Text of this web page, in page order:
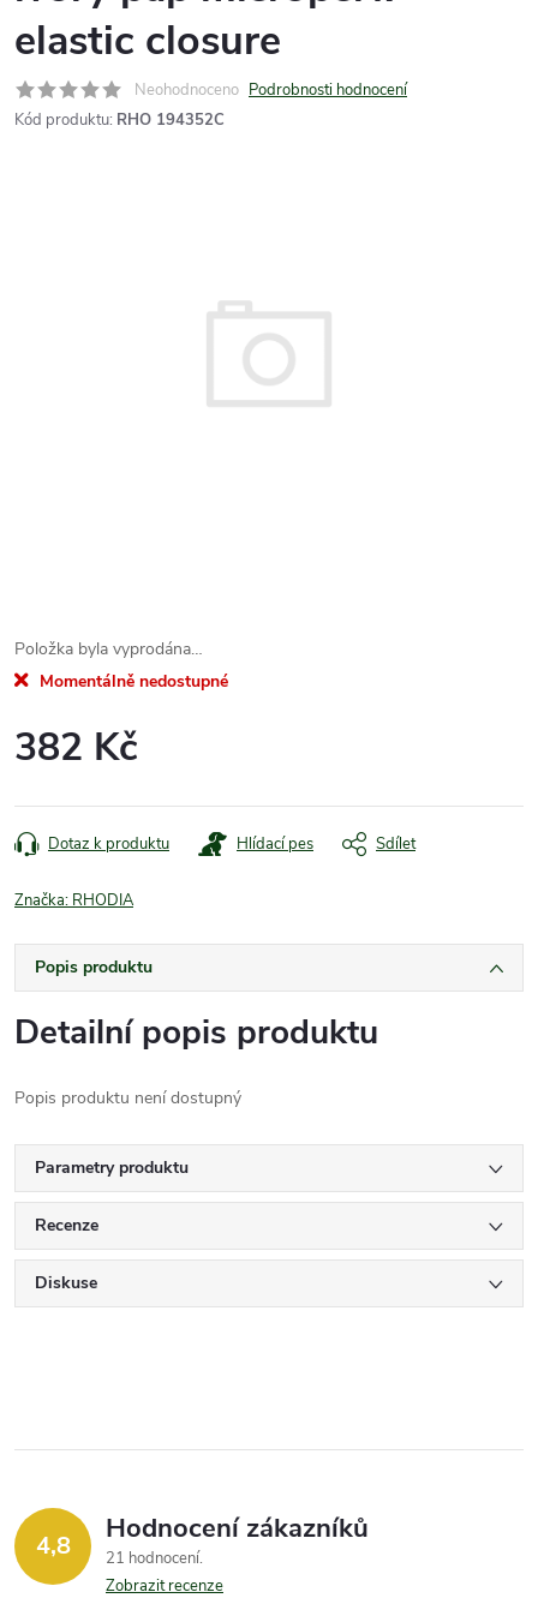
elastic closure
Neohodnoceno Podrobnosti hodnocení
Kód produktu: RHO 194352C
Položka byla vyprodána…
Momentálně nedostupné
382 Kč
cena:
Dotaz k produktu Hlídací pes Sdílet
Značka: RHODIA
Popis produktu
Detailní popis produktu
Popis produktu není dostupný
Parametry produktu
Recenze
Diskuse
4,8 Hodnocení zákazníků
21 hodnocení
Zobrazit recenze